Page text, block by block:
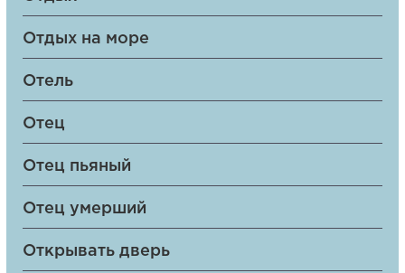
Отдых на море
Отель
Отец
Отец пьяный
Отец умерший
Открывать дверь